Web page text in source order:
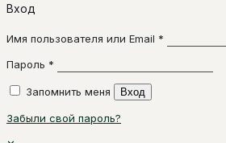
Вход
Имя пользователя или Email *
Пароль *
Запомнить меня Вход
Забыли свой пароль?